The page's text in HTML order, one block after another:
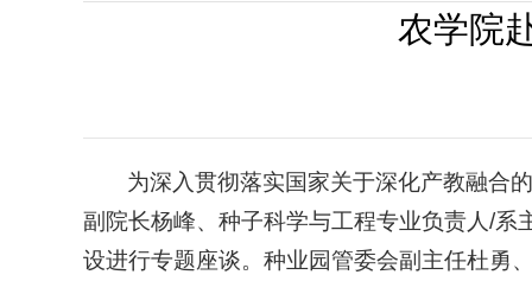
农学院
为深入贯彻落实国家关于深化产教融合
副院长杨峰、种子科学与工程专业负责人/
设进行专题座谈。种业园管委会副主任杜勇